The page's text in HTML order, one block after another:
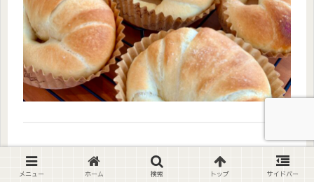
━━━━━━━━━━━━━━━
📣パンをもっと楽しむ3つの方法
メニュー ホーム 検索 トップ サイドバー